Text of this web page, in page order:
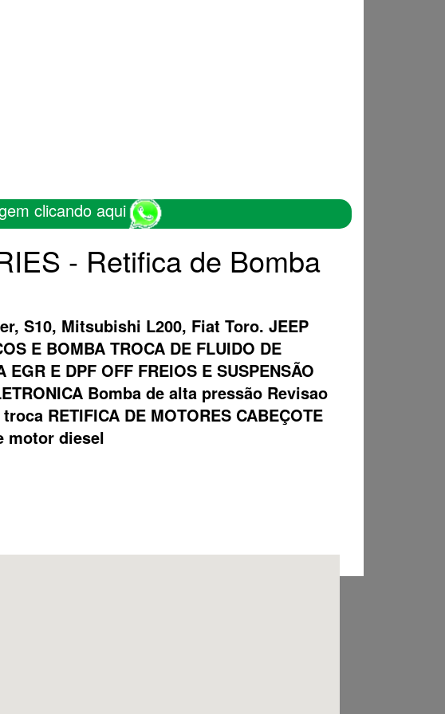
clicando aqui
- Retifica de Bomba
S10, Mitsubishi L200, Fiat Toro. JEEP
E BOMBA TROCA DE FLUIDO DE
E DPF OFF FREIOS E SUSPENSÃO
Bomba de alta pressão Revisao
RETIFICA DE MOTORES CABEÇOTE
motor diesel